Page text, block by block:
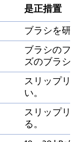
是正措置
ブラシを研
ブラシのフ
ズのブラシ
スリップリ
い。
スリップリ
る。